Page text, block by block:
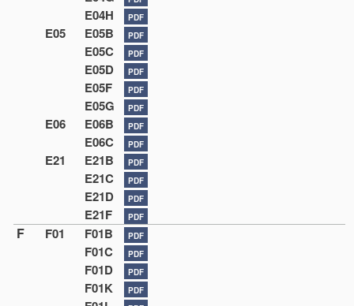
E04H PDF
E05 E05B PDF
E05C PDF
E05D PDF
E05F PDF
E05G PDF
E06 E06B PDF
E06C PDF
E21 E21B PDF
E21C PDF
E21D PDF
E21F PDF
F F01 F01B PDF
F01C PDF
F01D PDF
F01K PDF